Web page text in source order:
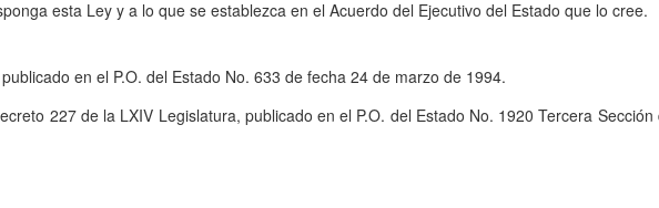
esta Ley y a lo que se establezca en el Acuerdo del Ejecutivo del Estado que lo cree.
en el P.O. del Estado No. 633 de fecha 24 de marzo de 1994.
227 de la LXIV Legislatura, publicado en el P.O. del Estado No. 1920 Tercera